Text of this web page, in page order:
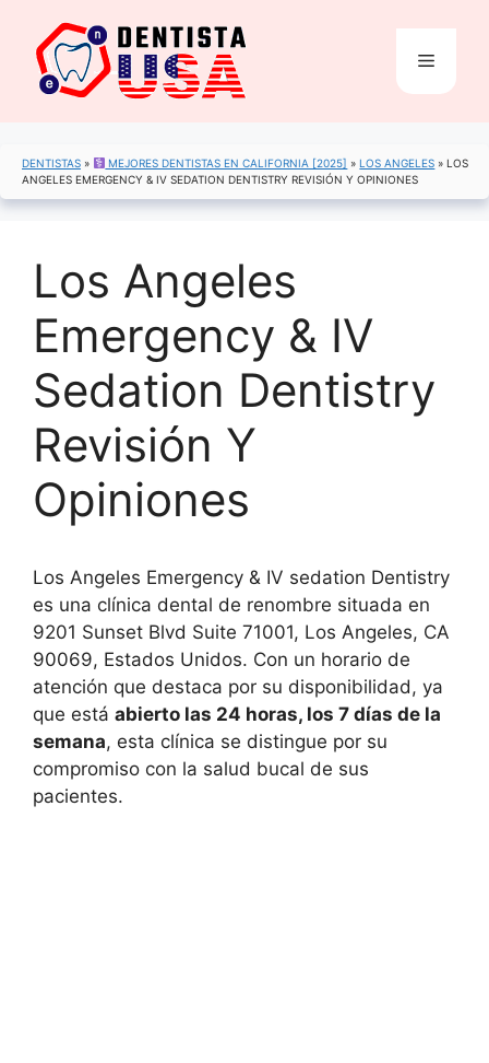
contenido
Menú
DENTISTAS » MEJORES DENTISTAS EN CALIFORNIA [2025] »LOS ANGELES »LOS
ANGELES EMERGENCY & IV SEDATION DENTISTRY REVISIÓN Y OPINIONES
Los Angeles
Emergency & IV
Sedation Dentistry
Revisión Y
Opiniones
Los Angeles Emergency & IV sedation Dentistry
es una clínica dental de renombre situada en
9201 Sunset Blvd Suite 71001, Los Angeles, CA
90069, Estados Unidos. Con un horario de
atención que destaca por su disponibilidad, ya
que está abierto las 24 horas, los 7 días de la
semana, esta clínica se distingue por su
compromiso con la salud bucal de sus
pacientes.